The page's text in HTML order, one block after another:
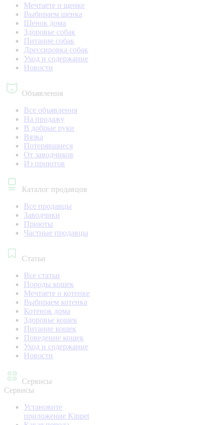
Мечтаете о щенке
Выбираем щенка
Щенок дома
Здоровье собак
Питание собак
Дрессировка собак
Уход и содержание
Новости
Объявления
Все объявления
На продажу
В добрые руки
Вязка
Потерявшиеся
От заводчиков
Из приютов
Каталог продавцов
Все продавцы
Заводчики
Приюты
Частные продавцы
Статьи
Все статьи
Породы кошек
Мечтаете о котенке
Выбираем котенка
Котенок дома
Здоровье кошек
Питание кошек
Поведение кошек
Уход и содержание
Новости
Сервисы
Сервисы
Установите
приложение Kinpet